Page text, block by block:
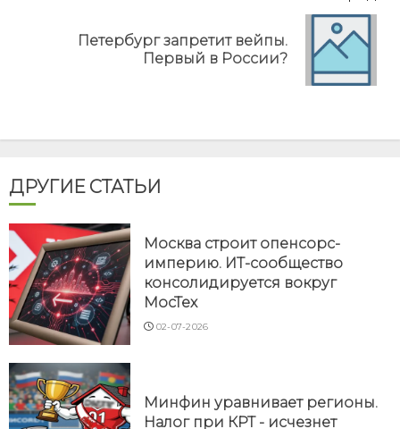
Петербург запретит вейпы.
Первый в России?
ДРУГИЕ СТАТЬИ
Москва строит опенсорс-
империю. ИТ-сообщество
консолидируется вокруг
МосТех
02-07-2026
Минфин уравнивает регионы.
Налог при КРТ - исчезнет